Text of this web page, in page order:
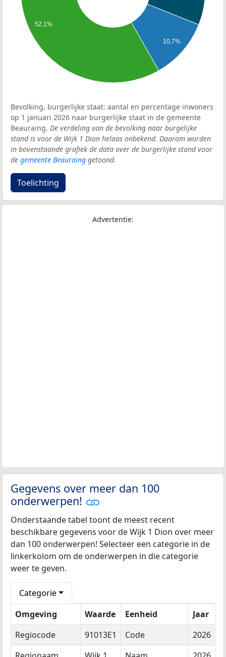
10,7%
52,1%
Bevolking, burgerlijke staat: aantal en percentage inwoners
op 1 januari 2026 naar burgerlijke staat in de gemeente
Beauraing. De verdeling van de bevolking naar burgelijke
stand is voor de Wijk 1 Dion helaas onbekend. Daarom worden
in bovenstaande grafiek de data over de burgerlijke stand voor
de gemeente Beauraing getoond.
Toelichting
Advertentie:
Gegevens over meer dan 100
onderwerpen!
Onderstaande tabel toont de meest recent
beschikbare gegevens voor de Wijk 1 Dion over meer
dan 100 onderwerpen! Selecteer een categorie in de
linkerkolom om de onderwerpen in die categorie
weer te geven.
Categorie
Omgeving
Waarde Eenheid
Jaar
Regiocode
91013E1 Code
2026